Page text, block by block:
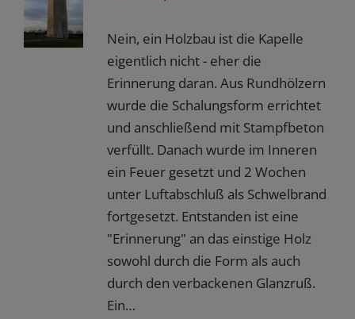
Nein, ein Holzbau ist die Kapelle
eigentlich nicht - eher die
Erinnerung daran. Aus Rundhölzern
wurde die Schalungsform errichtet
und anschließend mit Stampfbeton
verfüllt. Danach wurde im Inneren
ein Feuer gesetzt und 2 Wochen
unter Luftabschluß als Schwelbrand
fortgesetzt. Entstanden ist eine
"Erinnerung" an das einstige Holz
sowohl durch die Form als auch
durch den verbackenen Glanzruß.
Ein…